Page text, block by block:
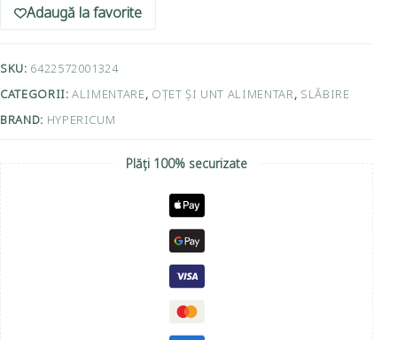
Adaugă la favorite
SKU: 6422572001324
CATEGORII:ALIMENTARE, OȚET ȘI UNT ALIMENTAR, SLĂBIRE
BRAND: HYPERICUM
Plăți 100% securizate